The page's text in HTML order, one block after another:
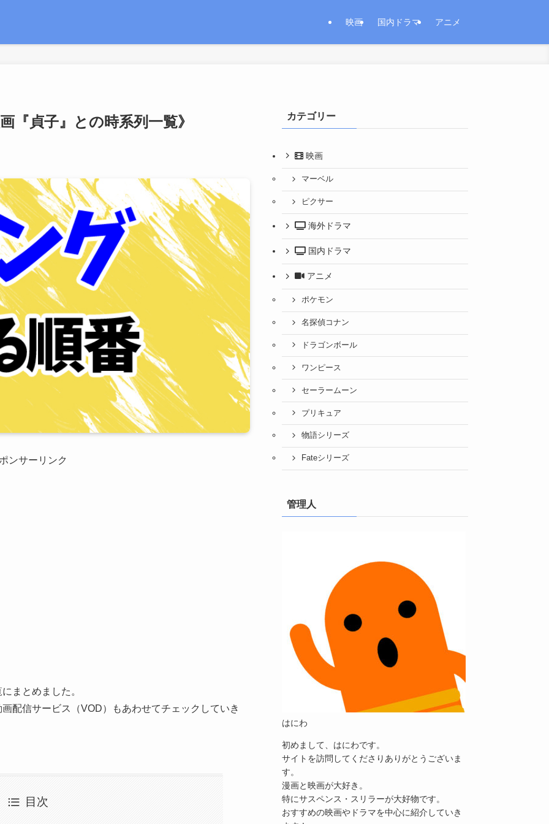
映画 国内ドラマ アニメ
『貞子』との時系列一覧》
ンサーリンク
まとめました。
配信サービス（VOD）もあわせてチェックしていき
目次
カテゴリー
映画
マーベル
ピクサー
海外ドラマ
国内ドラマ
アニメ
ポケモン
名探偵コナン
ドラゴンボール
ワンピース
セーラームーン
プリキュア
物語シリーズ
Fateシリーズ
管理人
はにわ
初めまして、はにわです。
サイトを訪問してくださりありがとうございま
す。
漫画と映画が大好き。
特にサスペンス・スリラーが大好物です。
おすすめの映画やドラマを中心に紹介していき